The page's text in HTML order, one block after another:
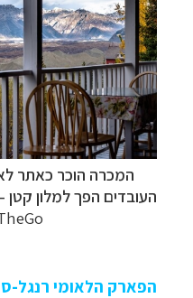
המכרה הוכר כאתר
העובדים הפך למלון קטן
הפארק הלאומי רנגל-